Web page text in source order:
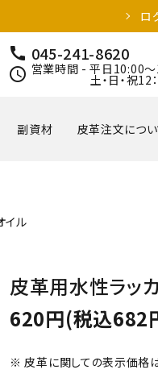
ロ
call 045-241-8620
schedule 営業時間 - 平日10:00～
土・日・祝12：
副資材 皮革注文につい
イル
皮革用水性ラッ
620円(税込682
※ 皮革に関しての表示価格は